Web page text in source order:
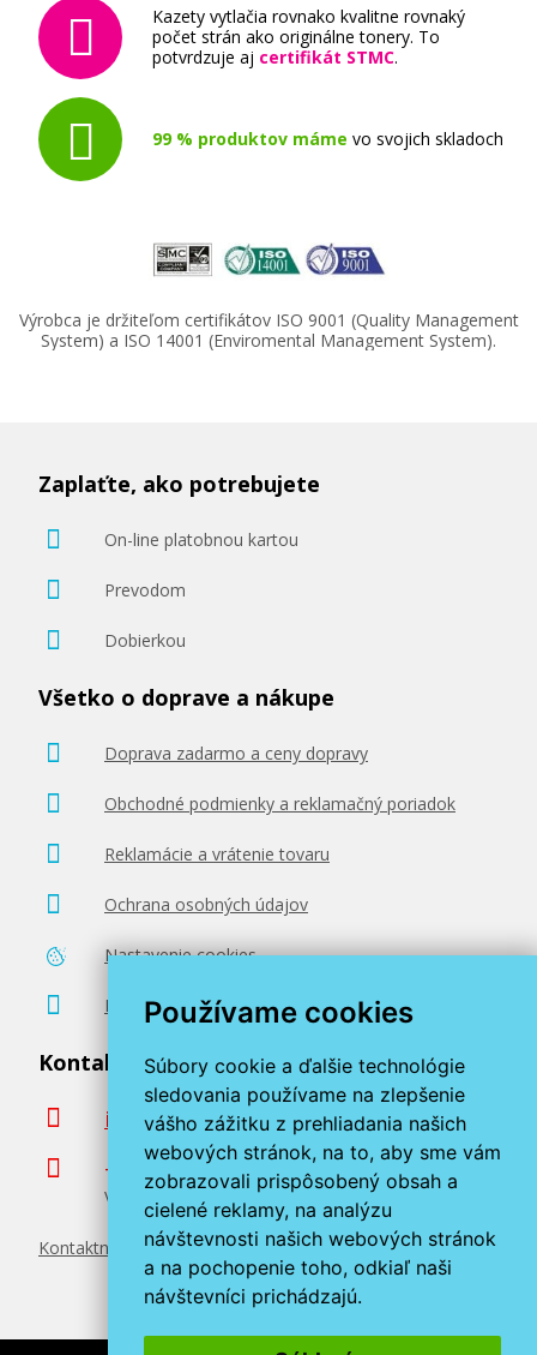
Používame cookies
Súbory cookie a ďalšie technológie
sledovania používame na zlepšenie
vášho zážitku z prehliadania našich
webových stránok, na to, aby sme vám
zobrazovali prispôsobený obsah a
cielené reklamy, na analýzu
návštevnosti našich webových stránok
a na pochopenie toho, odkiaľ naši
návštevníci prichádzajú.
Pridať do košíka
Originálna náplň Brother LC-1240
Pridať do košíka
Originálna náplň Brother LC-1240Y (Žltá)
18,90 €
Pridať do košíka
Originálna náplň Brother LC-1240BK
(čierna)
Originálna náplň
28,90 €
Kazety vytlačia rovnako kvalitne rovnaký
počet strán ako originálne tonery. To
potvrdzuje aj certifikát STMC.
99 % produktov máme vo svojich skladoch
Výrobca je držiteľom certifikátov ISO 9001 (Quality Management
System) a ISO 14001 (Enviromental Management System).
Zaplaťte, ako potrebujete
On-line platobnou kartou
Prevodom
Dobierkou
Všetko o doprave a nákupe
Doprava zadarmo a ceny dopravy
Obchodné podmienky a reklamačný poriadok
Reklamácie a vrátenie tovaru
Ochrana osobných údajov
Nastavenie cookies
Poradenstvo zadarmo
Kontaktujte nás
info@miroluk.sk
+420 377 222 313
Volajte v pracovné dni od 8. do 17. hod.
Kontaktné údaje